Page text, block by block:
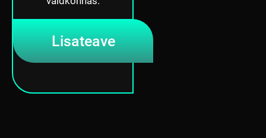
Lisateave